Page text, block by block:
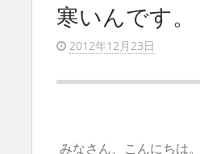
寒いんです。
2012年12月23日
みなさん、こんにちは。